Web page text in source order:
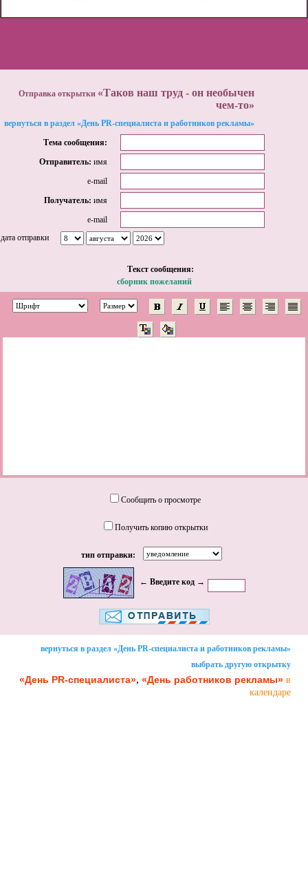
Отправка открытки «Таков наш труд - он необычен
чем-то»
вернуться в раздел «День PR-специалиста и работников рекламы»
Тема сообщения:
Отправитель: имя
e-mail
Получатель: имя
e-mail
дата отправки
Tекст сообщения:
сборник пожеланий
Сообщить о просмотре
Получить копию открытки
тип отправки:
← Введите код →
вернуться в раздел «День PR-специалиста и работников рекламы»
выбрать другую открытку
«День PR-специалиста», «День работников рекламы» в
календаре